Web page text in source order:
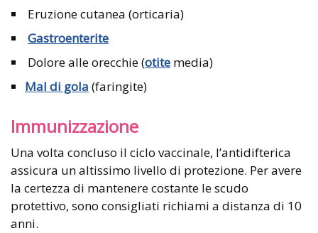
Eruzione cutanea (orticaria)
Gastroenterite
Dolore alle orecchie (otite media)
Mal di gola (faringite)
Immunizzazione
Una volta concluso il ciclo vaccinale, l’antidifterica
assicura un altissimo livello di protezione. Per avere
la certezza di mantenere costante le scudo
protettivo, sono consigliati richiami a distanza di 10
anni.